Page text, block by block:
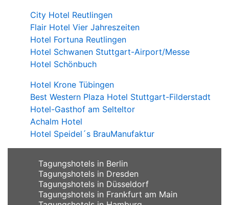
City Hotel Reutlingen
Flair Hotel Vier Jahreszeiten
Hotel Fortuna Reutlingen
Hotel Schwanen Stuttgart-Airport/Messe
Hotel Schönbuch
Hotel Krone Tübingen
Best Western Plaza Hotel Stuttgart-Filderstadt
Hotel-Gasthof am Selteltor
Achalm Hotel
Hotel Speidel´s BrauManufaktur
Tagungshotels in Berlin
Tagungshotels in Dresden
Tagungshotels in Düsseldorf
Tagungshotels in Frankfurt am Main